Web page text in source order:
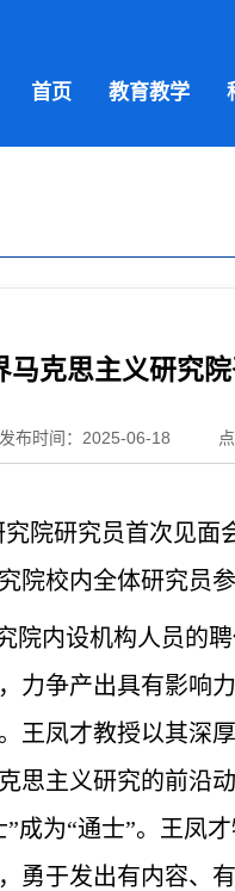
首页 教育教学
马克思主义研究
发布时间：2025-06-18
院研究员首次见面
院校内全体研究员
院内设机构人员的
力争产出具有影响
王凤才教授以其深
思主义研究的前沿
”成为“通士”。王凤
勇于发出有内容、